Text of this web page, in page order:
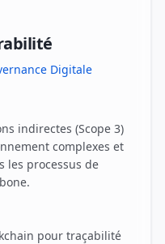
Digitale
indirectes (Scope 3)
complexes et
les processus de
pour traçabilité